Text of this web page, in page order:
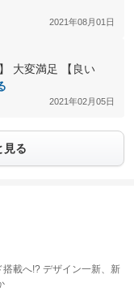
2021年08月01日
大変満足 【良い
2021年02月05日
見る
載へ!? デザイン一新、新